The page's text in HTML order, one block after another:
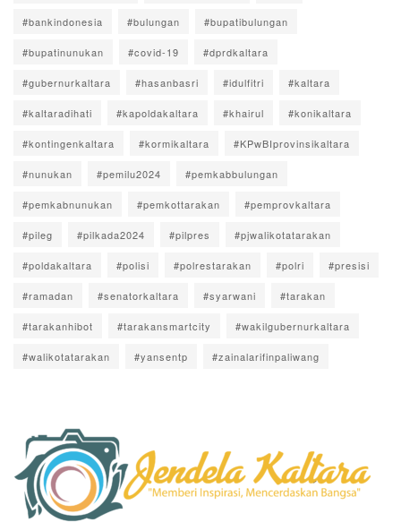
#bankindonesia #bulungan #bupatibulungan
#bupatinunukan #covid-19 #dprdkaltara
#gubernurkaltara #hasanbasri #idulfitri #kaltara
#kaltaradihati #kapoldakaltara #khairul #konikaltara
#kontingenkaltara #kormikaltara #KPwBIprovinsikaltara
#nunukan #pemilu2024 #pemkabbulungan
#pemkabnunukan #pemkottarakan #pemprovkaltara
#pileg #pilkada2024 #pilpres #pjwalikotatarakan
#poldakaltara #polisi #polrestarakan #polri #presisi
#ramadan #senatorkaltara #syarwani #tarakan
#tarakanhibot #tarakansmartcity #wakilgubernurkaltara
#walikotatarakan #yansentp #zainalarifinpaliwang